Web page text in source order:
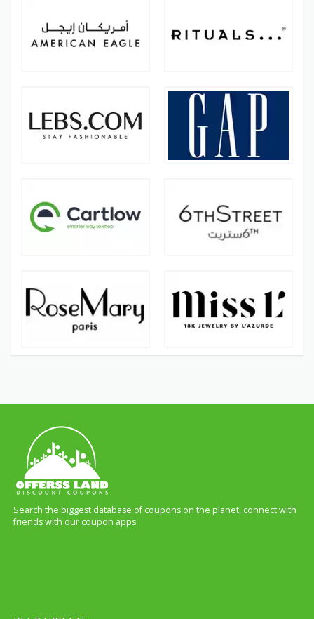
Search the biggest database of coupons on the planet, connect with
friends with our coupon apps